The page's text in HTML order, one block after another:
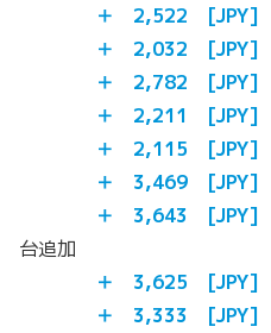
＋ 2,522 [JPY]
＋ 2,032 [JPY]
＋ 2,782 [JPY]
＋ 2,211 [JPY]
＋ 2,115 [JPY]
＋ 3,469 [JPY]
＋ 3,643 [JPY]
台追加
＋ 3,625 [JPY]
＋ 3,333 [JPY]